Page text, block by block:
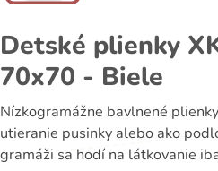
Detské plienky
70x70 - Biele
Nízkogramážne bavlnené
utieranie pusinky alebo ako
gramáži sa hodí na látkovanie